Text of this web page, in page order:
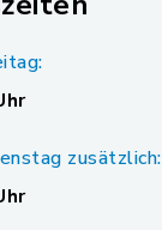
zusätzlich: